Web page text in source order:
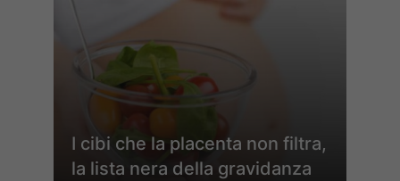
I cibi che la placenta non filtra,
la lista nera della gravidanza